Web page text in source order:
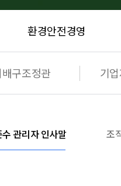
환경안전경영
구조정관 기
관리자 인사말 조